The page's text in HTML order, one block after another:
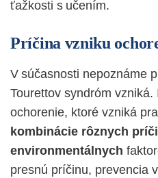
ťažkosti s učením.
Príčina vzniku
V súčasnosti nepoznáme
Tourettov syndróm vzniká.
ochorenie, ktoré vzniká
kombinácie rôznych
environmentálnych
presnú príčinu, prevencia